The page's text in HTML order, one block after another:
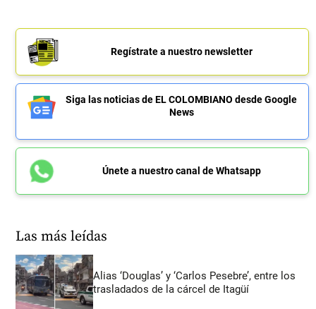
Regístrate a nuestro newsletter
Siga las noticias de EL COLOMBIANO desde Google
News
Únete a nuestro canal de Whatsapp
Las más leídas
Alias ‘Douglas’ y ‘Carlos Pesebre’, entre los
trasladados de la cárcel de Itagüí